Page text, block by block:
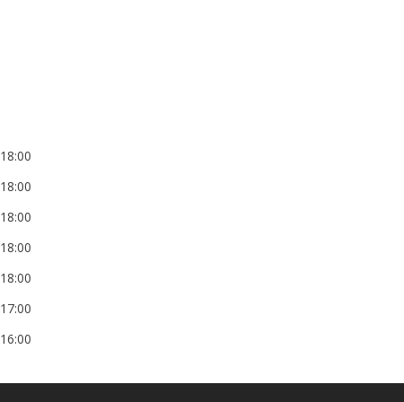
18:00
18:00
18:00
18:00
18:00
17:00
16:00